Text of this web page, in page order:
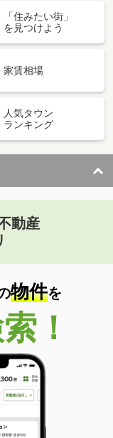
「住みたい街」
を見つけよう
家賃相場
人気タウン
ランキング
動産
物件を
！